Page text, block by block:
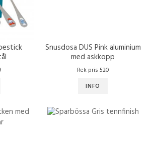
Snusdosa DUS Pink aluminium
med askkopp
Rek pris 520
INFO